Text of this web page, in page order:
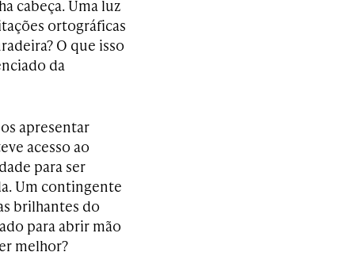
cabeça. Uma luz
ortográficas
O que isso
da
apresentar
acesso ao
para ser
Um contingente
brilhantes do
para abrir mão
melhor?